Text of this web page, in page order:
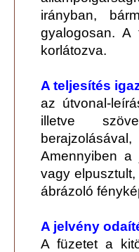
irányban,
gyalogosan. A
korlátozva.
A teljesítés
az útvonal-
illetve
Amennyiben a
vagy
ábrázoló
A jelvény
A füzetet a